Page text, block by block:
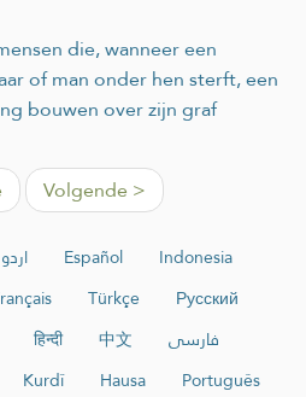
die, wanneer een
of man onder hen sterft, een
bouwen over zijn graf
Volgende >
اردو Español
Indonesia
Türkçe
Русский
हिन्दी 中文
فارسی
Kurdî Hausa
Português